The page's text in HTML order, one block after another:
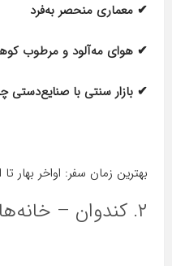
✔ معماری منحصر به‌فرد
✔ هوای مه‌آلود و مرطوب
✔ بازار سنتی با صنایع‌دستی
بهترین زمان سفر: اواخر بهار تا
۲. کندوان – خانه‌هایی در دل کوه